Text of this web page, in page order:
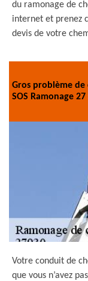
du ramonage de
internet et prenez
devis de votre
Gros problème
SOS Ramonage
Votre conduit de
que vous n’avez